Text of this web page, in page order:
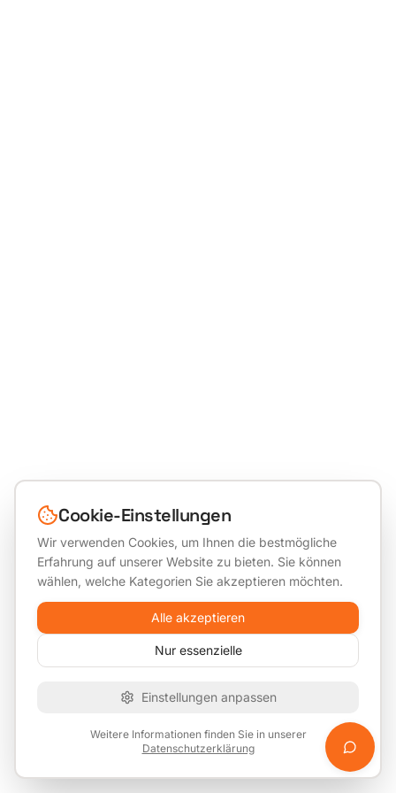
Cookie-Einstellungen
Wir verwenden Cookies, um Ihnen die bestmögliche
Erfahrung auf unserer Website zu bieten. Sie können
wählen, welche Kategorien Sie akzeptieren möchten.
Alle akzeptieren
Nur essenzielle
Einstellungen anpassen
Weitere Informationen finden Sie in unserer
Datenschutzerklärung